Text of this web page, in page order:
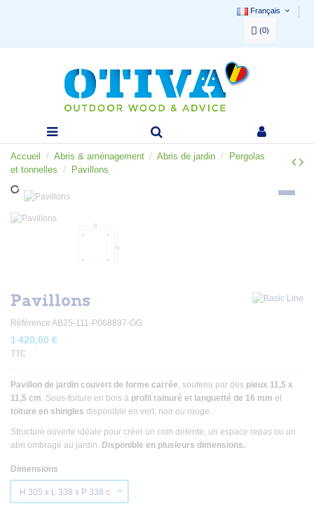
Français
(0)
Accueil Abris & aménagement Abris de jardin
Pergolas
et tonnelles
Pavillons
Pavillons
Référence AB25-111-P068897-GG
1 420,00 €
TTC
Pavillon de jardin couvert de forme carrée, soutenu par des pieux 11,5 x
11,5 cm. Sous-toiture en bois à profil rainuré et languetté de 16 mm et
toiture en shingles disponible en vert, noir ou rouge.
Structure ouverte idéale pour créer un coin détente, un espace repas ou un
abri ombragé au jardin. Disponible en plusieurs dimensions.
Dimensions